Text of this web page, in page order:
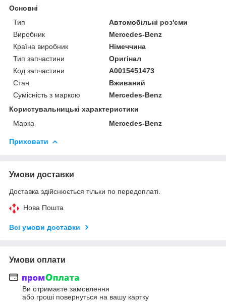
Основні
Тип
Автомобільні роз'єми
Виробник
Mercedes-Benz
Країна виробник
Німеччина
Тип запчастини
Оригінал
Код запчастини
A0015451473
Стан
Вживаний
Сумісність з маркою
Mercedes-Benz
Користувальницькі характеристики
Марка
Mercedes-Benz
Приховати
Умови доставки
Доставка здійснюється тільки по передоплаті.
Нова Пошта
Всі умови доставки
Умови оплати
Ви отримаєте замовлення
або гроші повернуться на вашу картку